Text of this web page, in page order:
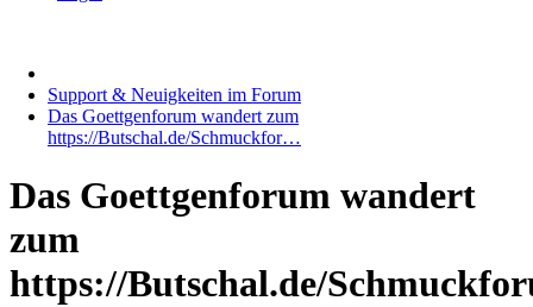
Support & Neuigkeiten im Forum
Das Goettgenforum wandert zum
https://Butschal.de/Schmuckfor…
Das Goettgenforum wandert
zum
https://Butschal.de/